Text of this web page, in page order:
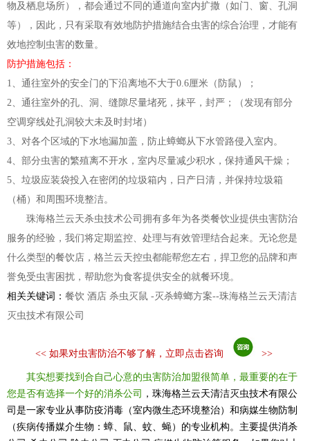
物及栖息场所），都会通过不同的通道向室内扩撒（如门、窗、孔洞
等），因此，只有采取有效地防护措施结合虫害的综合治理，才能有
效地控制 虫害的数量。
防护措施包括：
1、通往室外的安全门的下沿离地不大于0.6厘米（防鼠）；
2、通往室外的孔、洞、缝隙尽量堵死，抹平，封严；（发现有部分
空调穿线处孔洞较大未及时封堵）
3、对各个区域的下水地漏加盖，防止蟑螂从下水管路侵入室内。
4、部分虫害的繁殖离不开水，室内尽量减少积水，保持通风干燥；
5、垃圾应装袋投入在密闭的垃圾箱内，日产日清，并保持垃圾箱
（桶）和周围环境整洁。
珠海格兰云天杀虫技术公司拥有多年为各类餐饮业提供虫害防治
服务的经验，我们将定期监控、处理与有效管理结合起来。无论您是
什么类型的餐饮店，格兰云天控虫都能帮您左右，捍卫您的品牌和声
誉免受虫害困扰，帮助您为食客提供安全的就餐环境。
相关关键词： 餐饮 酒店 杀虫灭鼠 -灭杀蟑螂方案--珠海格兰云天清洁
灭虫技术有限公司
<< 如果对虫害防治不够了解，立即点击咨询 >>
其实想要找到合自己心意的虫害防治加盟很简单，最重要的在于
您是否有选择一个好的消杀公司
，珠海格兰云天清洁灭虫技术有限公
司是一家专业从事防疫消毒（室内微生态环境整治）和病媒生物防制
（疾病传播媒介生物：蟑、鼠、蚊、蝇）的专业机构。主要提供消杀